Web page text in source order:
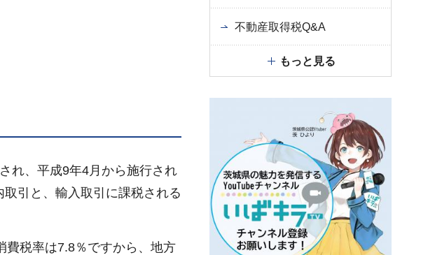
れ、平成9年4月から施行され
引と、輸入取引に課税される
費税率は7.8％ですから、地方
不動産取得税Q&A
もっと見る